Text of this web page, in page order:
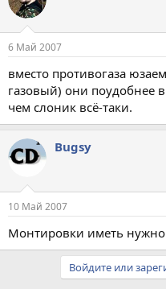
6 Май 2007
вместо противогаза
газовый) они поудобнее
чем слоник всё-таки.
Bugsy
10 Май 2007
Монтировки иметь
Войдите или